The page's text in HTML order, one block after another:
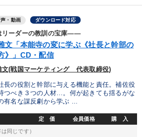
・動画 ダウンロード対応
リーダーの教訓の宝庫――
文「本能寺の変に学ぶ《社長と幹部の
》」CD・配信
文(戦国マーケティング 代表取締役)
長の役割と幹部に与える機能と責任。補佐役
つべき３つの人材…。何が起きても揺るがな
有名な謀反劇から学ぶ ...
定 価 会員価格 購 入
同じです）